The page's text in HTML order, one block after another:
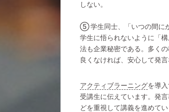
しない。
⑤ 学生同士、「いつの間に
学生に悟られないように「
法も企業秘密である。多く
良くなければ、安心して発
アクティブラーニングを導
受講生に伝えています。発
どを重視して講義を進めて